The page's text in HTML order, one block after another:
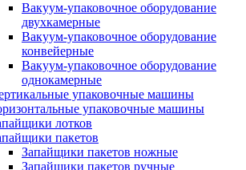
Вакуум-упаковочное оборудование
двухкамерные
Вакуум-упаковочное оборудование
конвейерные
Вакуум-упаковочное оборудование
однокамерные
упаковочные машины
упаковочные машины
лотков
пакетов
Запайщики пакетов ножные
Запайщики пакетов ручные